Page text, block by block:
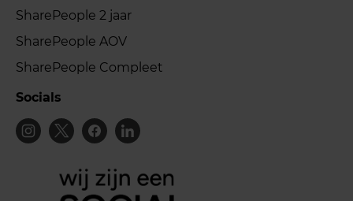
SharePeople 2 jaar
SharePeople AOV
SharePeople Compleet
Socials